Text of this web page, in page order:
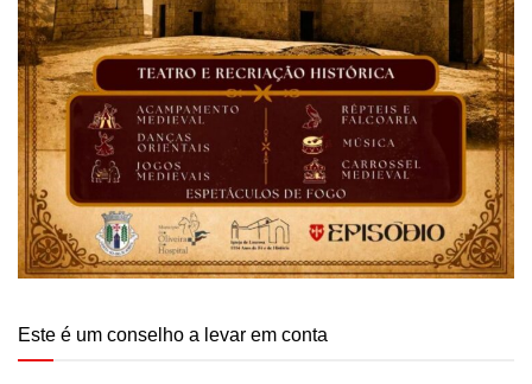
Este é um conselho a levar em conta